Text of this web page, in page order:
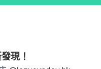
現！